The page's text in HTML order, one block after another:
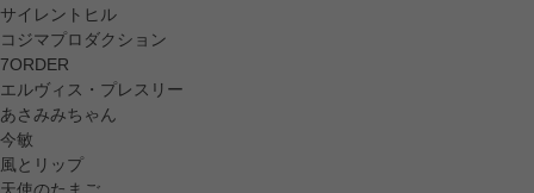
サイレントヒル
コジマプロダクション
7ORDER
エルヴィス・プレスリー
あさみみちゃん
今敏
風とリップ